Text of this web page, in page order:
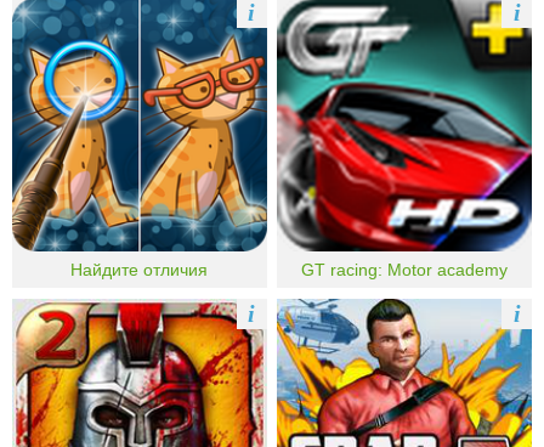
Найдите отличия
i
GT racing: Motor academy
i
i i